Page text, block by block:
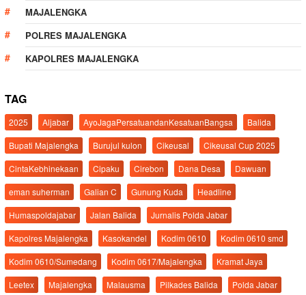
MAJALENGKA
POLRES MAJALENGKA
KAPOLRES MAJALENGKA
TAG
2025 Aljabar AyoJagaPersatuandanKesatuanBangsa
Balida
Bupati Majalengka
Burujul kulon Cikeusal
Cikeusal Cup 2025
CintaKebhinekaan
Cipaku Cirebon Dana Desa
Dawuan
eman suherman
Galian C Gunung Kuda
Headline
Humaspoldajabar
Jalan Balida
Jurnalis Polda Jabar
Kapolres Majalengka
Kasokandel Kodim 0610
Kodim 0610 smd
Kodim 0610/Sumedang
Kodim 0617/Majalengka
Kramat Jaya
Leetex
Majalengka Malausma Pilkades Balida
Polda Jabar